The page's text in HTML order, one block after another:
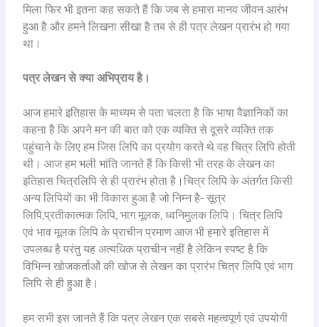
मिला फिर भी इतना कह सकते हैं कि जब से हमारा मानव जीवन आरंभ
हुआ है और हमने लिखना सीखा है तब से ही पत्र लेखन प्रारंभ हो गया
था।
पत्र लेखन से क्या अभिप्राय है।
आज हमारे इतिहास के माध्यम से पता चलता है कि भाषा वैज्ञानिकों का
कहना है कि अपने मन की बात को एक व्यक्ति से दूसरे व्यक्ति तक
पहुंचाने के लिए हम जिस लिपि का प्रयोग करते थे वह चित्र लिपि होती
थी। आज हम भली भांति जानते हैं कि किसी भी तरह के लेखन का
इतिहास चित्रलिपि से ही प्रारंभ होता है।चित्र लिपि के अंतर्गत किसी
अन्य लिपियों का भी विकास हुआ है जो निम्न है- सूत्र
लिपि,प्रतीकात्मक लिपि, भाग मूलक, ध्वनिमुलक लिपि। चित्र लिपि
एवं भाव मूलक लिपि के प्राचीन प्रमाण आज भी हमारे इतिहास में
उपलब्ध है परंतु यह अत्यधिक प्राचीन नहीं है लेकिन स्पष्ट है कि
विभिन्न खोजकर्ताओं की खोज से लेखन का प्रारंभ चित्र लिपि एवं भाग
लिपि से ही हुआ है।
हम सभी इस जानते हैं कि पत्र लेखन एक सबसे महत्वपूर्ण एवं उपयोगी